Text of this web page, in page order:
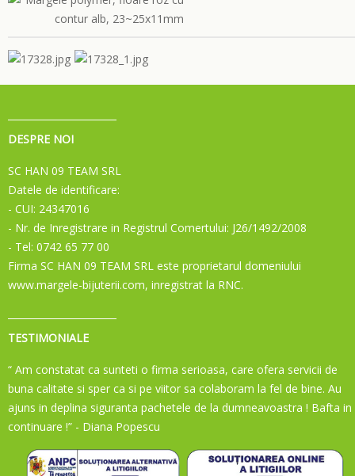
DESPRE NOI
SC HAN 09 TEAM SRL
Datele de identificare:
- CUI: 24347016
- Nr. de Inregistrare in Registrul Comertului: J26/1492/2008
- Tel: 0742 65 77 00
Firma SC HAN 09 TEAM SRL este proprietarul domeniului
www.margele-bijuterii.com, inregistrat la RNC.
TESTIMONIALE
“ Am constatat ca sunteti o firma serioasa, care ofera servicii de
buna calitate si sper ca si pe viitor sa colaboram la fel de bine. Au
ajuns in deplina siguranta pachetele de la dumneavoastra ! Bafta in
continuare !” - Diana Popescu